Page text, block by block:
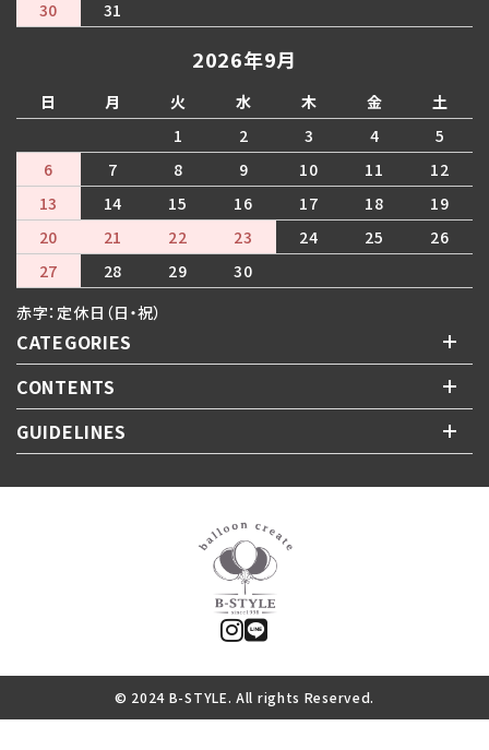
30
31
2026年9月
日 月 火 水 木 金
土
1
2 3 4
5
6
7 8 9 10 11
12
13
14 15 16 17 18
19
20
21 22 23 24 25
26
27
28 29
30
赤字：定休日（日・祝）
CATEGORIES
CONTENTS
GUIDELINES
© 2024 B-STYLE. All rights Reserved.